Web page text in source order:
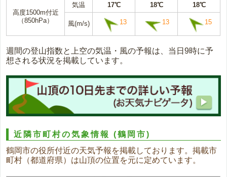
高度1500m付近
（850hPa）
気温 17℃ 18℃ 18℃
風(m/s) 13 13 15
週間の登山指数と上空の気温・風の予報は、当日9時に予
想される状況を掲載しています。
近隣市町村の気象情報(鶴岡市)
鶴岡市の役所付近の天気予報を掲載しております。掲載市
町村（都道府県）は山頂の位置を元に定めています。